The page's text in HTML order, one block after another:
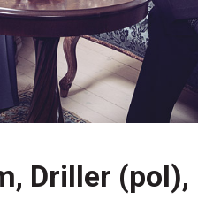
Driller